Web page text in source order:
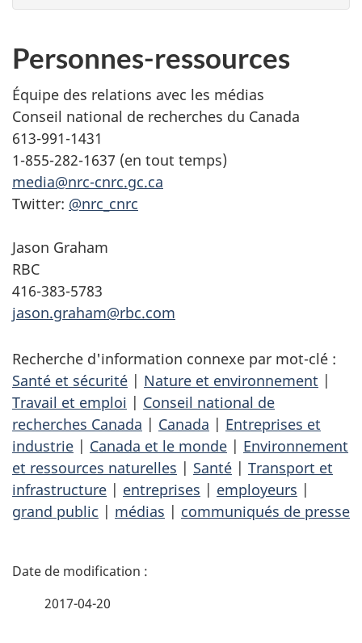
Personnes-ressources
Équipe des relations avec les médias
Conseil national de recherches du Canada
613-991-1431
1-855-282-1637 (en tout temps)
media@nrc-cnrc.gc.ca
Twitter: @nrc_cnrc
Jason Graham
RBC
416-383-5783
jason.graham@rbc.com
Recherche d'information connexe par mot-clé :
Santé et sécurité | Nature et environnement |
Travail et emploi | Conseil national de
recherches Canada | Canada | Entreprises et
industrie | Canada et le monde | Environnement
et ressources naturelles | Santé | Transport et
infrastructure | entreprises | employeurs |
grand public | médias | communiqués de presse
D
2017-04-20